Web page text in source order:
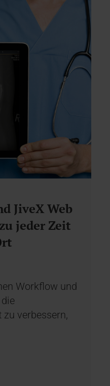
JiveX Web
jeder Zeit
Workflow und
verbessern,